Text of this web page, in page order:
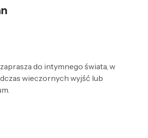
do intymnego świata, w
wieczornych wyjść lub